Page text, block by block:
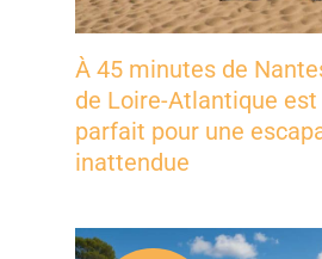
À 45 minutes de
de Loire-Atlantique
parfait pour une
inattendue